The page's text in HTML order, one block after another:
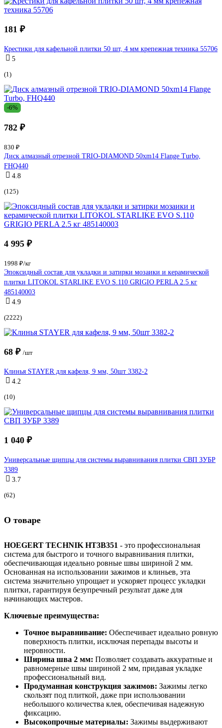
181 ₽
Крестики для кафельной плитки 50 шт, 4 мм крепежная техника 55706
5
(1)
-6%
782 ₽
830 ₽
Диск алмазный отрезной TRIO-DIAMOND 50xm14 Flange Turbo,
FHQ440
4.8
(125)
4 995 ₽
1998 ₽/кг
Эпоксидный состав для укладки и затирки мозаики и керамической
плитки LITOKOL STARLIKE EVO S.110 GRIGIO PERLA 2.5 кг
485140003
4.9
(2222)
68 ₽ /шт
Клинья STAYER для кафеля, 9 мм, 50шт 3382-2
4.2
(10)
1 040 ₽
Универсальные щипцы для системы выравнивания плитки СВП ЗУБР
3389
3.7
(62)
О товаре
HOEGERT TECHNIK HT3B351 - это профессиональная
система для быстрого и точного выравнивания плитки,
обеспечивающая идеально ровные швы шириной 2 мм.
Основанная на использовании зажимов и клиньев, эта
система значительно упрощает и ускоряет процесс укладки
плитки, гарантируя безупречный результат даже для
начинающих мастеров.
Ключевые преимущества:
Точное выравнивание: Обеспечивает идеально ровную
поверхность плитки, исключая перепады высоты и
неровности.
Ширина шва 2 мм: Позволяет создавать аккуратные и
равномерные швы шириной 2 мм, придавая укладке
профессиональный вид.
Продуманная конструкция зажимов: Зажимы легко
скользят под плиткой, даже при использовании
небольшого количества клея, обеспечивая надежную
фиксацию.
Высокопрочные материалы: Зажимы выдерживают